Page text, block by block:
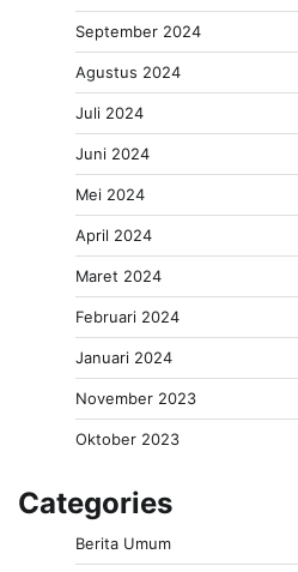
September 2024
Agustus 2024
Juli 2024
Juni 2024
Mei 2024
April 2024
Maret 2024
Februari 2024
Januari 2024
November 2023
Oktober 2023
Categories
Berita Umum